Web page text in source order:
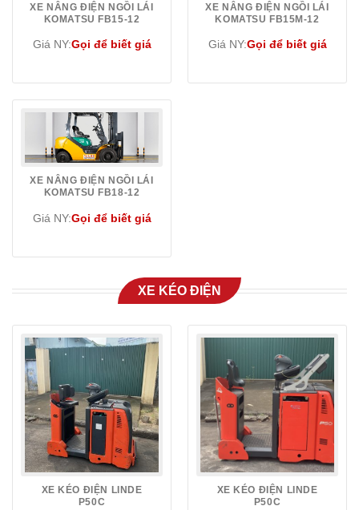
XE NÂNG ĐIỆN NGỒI LÁI
KOMATSU FB15-12
Giá NY:Gọi để biết giá
XE NÂNG ĐIỆN NGỒI LÁI
KOMATSU FB15M-12
Giá NY:Gọi để biết giá
XE NÂNG ĐIỆN NGỒI LÁI
KOMATSU FB18-12
Giá NY:Gọi để biết giá
XE KÉO ĐIỆN
XE KÉO ĐIỆN LINDE
P50C
XE KÉO ĐIỆN LINDE
P50C